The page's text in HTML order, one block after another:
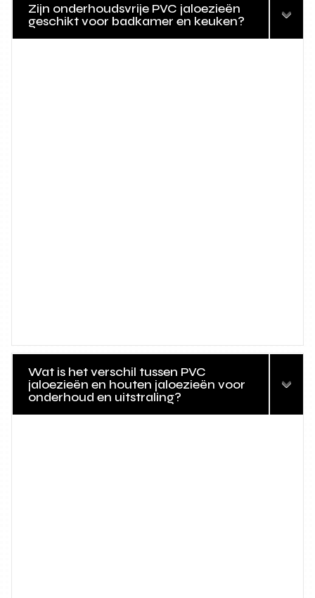
Zijn onderhoudsvrije PVC jaloezieën
geschikt voor badkamer en keuken?
Wat is het verschil tussen PVC
jaloezieën en houten jaloezieën voor
onderhoud en uitstraling?